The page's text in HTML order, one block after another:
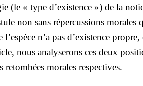
(le « type d’existence ») de la
non sans réper­cus­sions morales
n’a pas d’existence propre,
nous ana­ly­se­rons ces deux
morales res­pec­tives.